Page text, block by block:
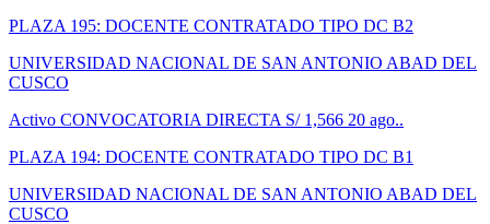
PLAZA 195: DOCENTE CONTRATADO TIPO DC B2
UNIVERSIDAD NACIONAL DE SAN ANTONIO ABAD DEL
CUSCO
Activo CONVOCATORIA DIRECTA S/ 1,566 20 ago..
PLAZA 194: DOCENTE CONTRATADO TIPO DC B1
UNIVERSIDAD NACIONAL DE SAN ANTONIO ABAD DEL
CUSCO